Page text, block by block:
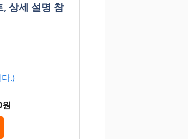
상세 설명 참
.)